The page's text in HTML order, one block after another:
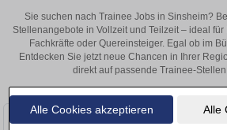
Alle Cookies akzeptieren Alle
Sie suchen nach Trainee Jobs in Sinsheim?
Stellenangebote in Vollzeit und Teilzeit – ideal
Fachkräfte oder Quereinsteiger. Egal ob im
Entdecken Sie jetzt neue Chancen in Ihrer
direkt auf passende Trainee-